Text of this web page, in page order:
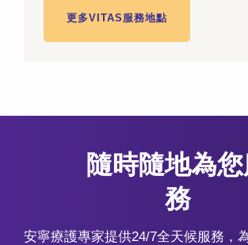
更多VITAS服務地點
隨時隨地為
務
安寧療護專家提供24/7全天候服務，